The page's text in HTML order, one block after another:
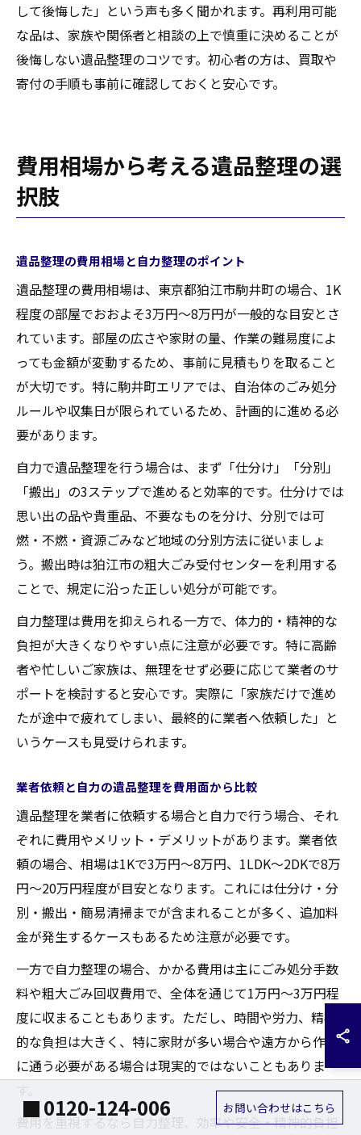
して後悔した」という声も多く聞かれます。再利用可能
な品は、家族や関係者と相談の上で慎重に決めることが
後悔しない遺品整理のコツです。初心者の方は、買取や
寄付の手順も事前に確認しておくと安心です。
費用相場から考える遺品整理の選
択肢
遺品整理の費用相場と自力整理のポイント
遺品整理の費用相場は、東京都狛江市駒井町の場合、1K
程度の部屋でおおよそ3万円～8万円が一般的な目安とさ
れています。部屋の広さや家財の量、作業の難易度によ
っても金額が変動するため、事前に見積もりを取ること
が大切です。特に駒井町エリアでは、自治体のごみ処分
ルールや収集日が限られているため、計画的に進める必
要があります。
自力で遺品整理を行う場合は、まず「仕分け」「分別」
「搬出」の3ステップで進めると効率的です。仕分けでは
思い出の品や貴重品、不要なものを分け、分別では可
燃・不燃・資源ごみなど地域の分別方法に従いましょ
う。搬出時は狛江市の粗大ごみ受付センターを利用する
ことで、規定に沿った正しい処分が可能です。
自力整理は費用を抑えられる一方で、体力的・精神的な
負担が大きくなりやすい点に注意が必要です。特に高齢
者や忙しいご家族は、無理をせず必要に応じて業者のサ
ポートを検討すると安心です。実際に「家族だけで進め
たが途中で疲れてしまい、最終的に業者へ依頼した」と
いうケースも見受けられます。
業者依頼と自力の遺品整理を費用面から比較
遺品整理を業者に依頼する場合と自力で行う場合、それ
ぞれに費用やメリット・デメリットがあります。業者依
頼の場合、相場は1Kで3万円～8万円、1LDK～2DKで8万
円～20万円程度が目安となります。これには仕分け・分
別・搬出・簡易清掃までが含まれることが多く、追加料
金が発生するケースもあるため注意が必要です。
一方で自力整理の場合、かかる費用は主にごみ処分手数
料や粗大ごみ回収費用で、全体を通じて1万円～3万円程
度に収まることもあります。ただし、時間や労力、精神
的な負担は大きく、特に家財が多い場合や遠方から作業
に通う必要がある場合は現実的ではないこともありま
す。
費用を重視するなら自力整理、効率や安全・精神的負担
0120-124-006 お問い合わせはこちら